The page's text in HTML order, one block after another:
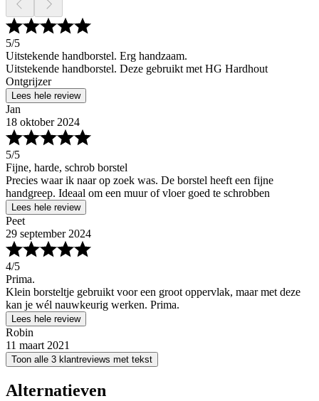
5/5
Uitstekende handborstel. Erg handzaam.
Uitstekende handborstel. Deze gebruikt met HG Hardhout
Ontgrijzer
Lees hele review
Jan
18 oktober 2024
5/5
Fijne, harde, schrob borstel
Precies waar ik naar op zoek was. De borstel heeft een fijne
handgreep. Ideaal om een muur of vloer goed te schrobben
Lees hele review
Peet
29 september 2024
4/5
Prima.
Klein borsteltje gebruikt voor een groot oppervlak, maar met deze
kan je wél nauwkeurig werken. Prima.
Lees hele review
Robin
11 maart 2021
Toon alle 3 klantreviews met tekst
Alternatieven